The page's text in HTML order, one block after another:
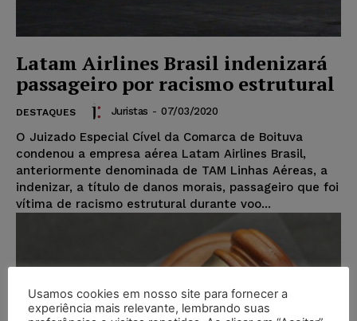
Latam Airlines Brasil indenizará
passageiro por racismo estrutural
DESTAQUES Juristas - 07/03/2020
O Juizado Especial Cível da Comarca de Boituva
condenou a empresa aérea Latam Airlines Brasil,
anteriormente denominada de TAM Linhas Aéreas, a
indenizar, a título de danos morais, passageiro que foi
vítima de racismo estrutural durante voo...
Usamos cookies em nosso site para fornecer a
experiência mais relevante, lembrando suas